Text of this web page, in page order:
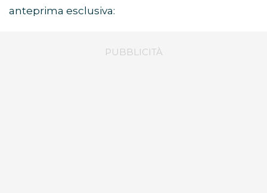
anteprima esclusiva: